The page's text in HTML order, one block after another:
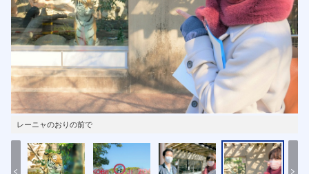
レーニャのおりの前で